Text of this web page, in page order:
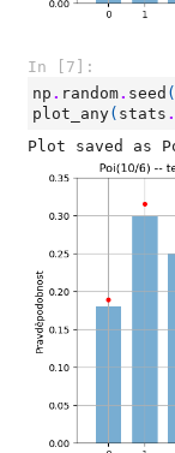
In [7]:
np . random. seed (
plot_any( stats .